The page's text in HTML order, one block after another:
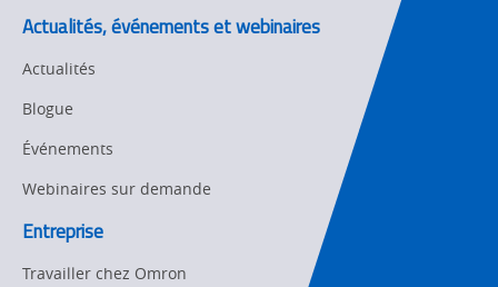
Motion and
Control
Technical
Flexible
Newsletter/Marketing
Product Launches
Strategic Business
Actualités, événements et webinaires
Actualités
Blogue
Événements
Webinaires sur demande
Entreprise
Travailler chez Omron